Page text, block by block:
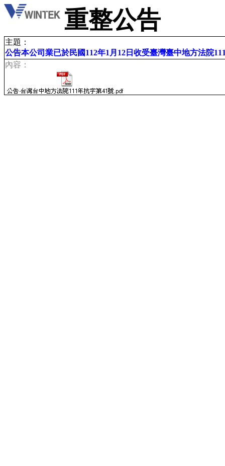
重整公告
主題：
公告本公司業已於民國112年1月12日收受臺灣臺中地方法院
內容：